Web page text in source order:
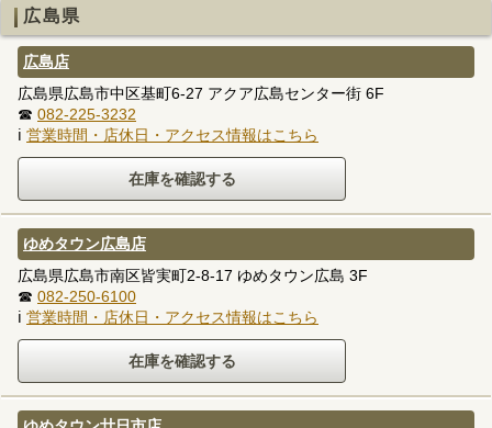
広島県
広島店
広島県広島市中区基町6-27 アクア広島センター街 6F
☎ 082-225-3232
ℹ 営業時間・店休日・アクセス情報はこちら
ゆめタウン広島店
広島県広島市南区皆実町2-8-17 ゆめタウン広島 3F
☎ 082-250-6100
ℹ 営業時間・店休日・アクセス情報はこちら